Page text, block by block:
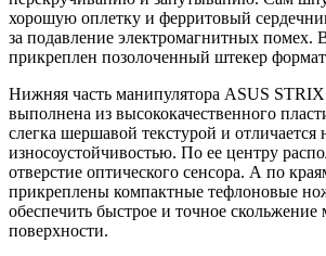
хорошую оплетку и ферритовый
за подавление электромагнитных помех.
прикреплен позолоченный штекер
Нижняя часть манипулятора ASUS
выполнена из высококачественного
слегка шершавой текстурой и отличается
износоустойчивостью. По ее центру
отверстие оптического сенсора. А по
прикреплены компактные тефлоновые
обеспечить быстрое и точное
поверхности.